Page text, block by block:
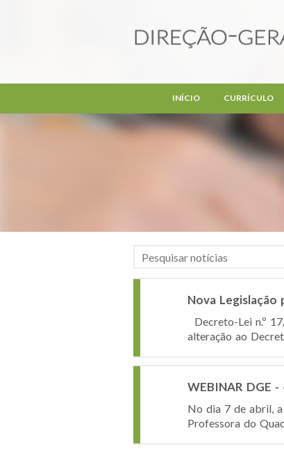
INÍCIO CURRÍCULO
Nova Legislação
Decreto-Lei n.º
alteração ao
WEBINAR DGE
No dia 7 de abril,
Professora do